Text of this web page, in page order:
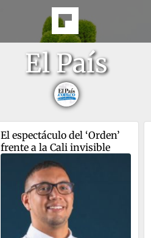
El País
El espectáculo del ‘Orden’
frente a la Cali invisible